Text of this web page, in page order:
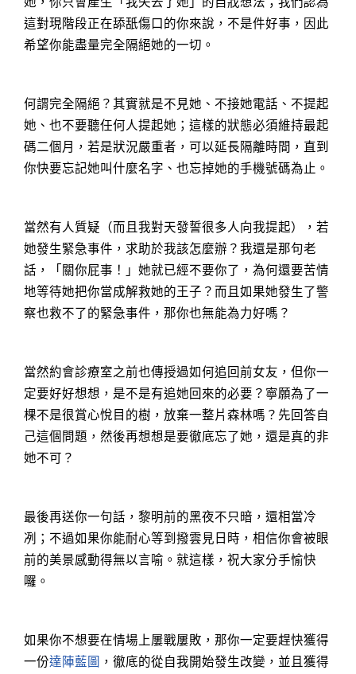
這對現階段正在舔舐傷口的你來說，不是件好事，因此
希望你能盡量完全隔絕她的一切。
何謂完全隔絕？其實就是不見她、不接她電話、不提起
她、也不要聽任何人提起她；這樣的狀態必須維持最起
碼二個月，若是狀況嚴重者，可以延長隔離時間，直到
你快要忘記她叫什麼名字、也忘掉她的手機號碼為止。
當然有人質疑（而且我對天發誓很多人向我提起），若
她發生緊急事件，求助於我該怎麼辦？我還是那句老
話，「關你屁事！」她就已經不要你了，為何還要苦情
地等待她把你當成解救她的王子？而且如果她發生了警
察也救不了的緊急事件，那你也無能為力好嗎？
當然約會診療室之前也傳授過如何追回前女友，但你一
定要好好想想，是不是有追她回來的必要？寧願為了一
棵不是很賞心悅目的樹，放棄一整片森林嗎？先回答自
己這個問題，然後再想想是要徹底忘了她，還是真的非
她不可？
最後再送你一句話，黎明前的黑夜不只暗，還相當冷
冽；不過如果你能耐心等到撥雲見日時，相信你會被眼
前的美景感動得無以言喻。就這樣，祝大家分手愉快
囉。
如果你不想要在情場上屢戰屢敗，那你一定要趕快獲得
一份達陣藍圖 ，徹底的從自我開始發生改變，並且獲得